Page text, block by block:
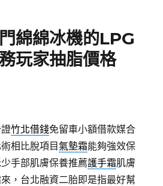
綿綿冰機的LPG
玩家抽脂價格
竹北借錢免留車小額借款媒合
相比脫項目氣墊霜能夠強效保
手部肌膚保養推薦護手霜肌膚
，台北融資二胎即是指最好幫